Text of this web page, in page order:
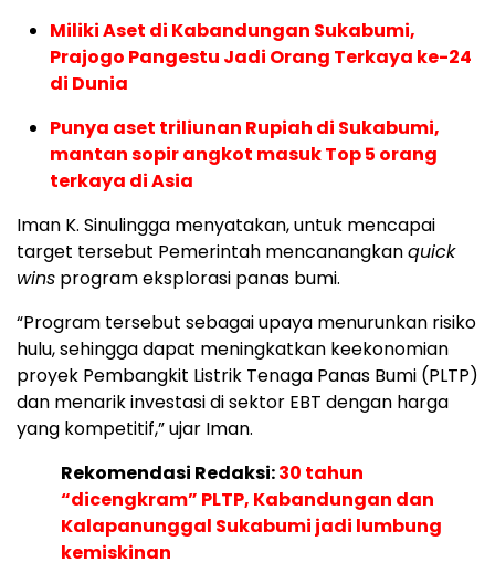
Miliki Aset di Kabandungan Sukabumi,
Prajogo Pangestu Jadi Orang Terkaya ke-24
di Dunia
Punya aset triliunan Rupiah di Sukabumi,
mantan sopir angkot masuk Top 5 orang
terkaya di Asia
Iman K. Sinulingga menyatakan, untuk mencapai
target tersebut Pemerintah mencanangkanquick
wins program eksplorasi panas bumi.
“Program tersebut sebagai upaya menurunkan risiko
hulu, sehingga dapat meningkatkan keekonomian
proyek Pembangkit Listrik Tenaga Panas Bumi (PLTP)
dan menarik investasi di sektor EBT dengan harga
yang kompetitif,” ujar Iman.
Rekomendasi Redaksi:30 tahun
“dicengkram” PLTP, Kabandungan dan
Kalapanunggal Sukabumi jadi lumbung
kemiskinan